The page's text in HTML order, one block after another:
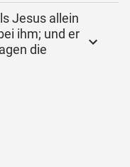
Jesus allein
ihm; und er
die